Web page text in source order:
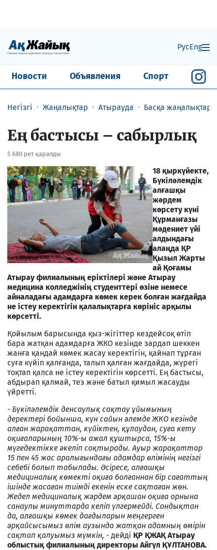
РусEng
Новости Объявления Спорт
Негізгі Жаңалықтар Атырауда Басқа жаңалықтар
Ең бастысы – сабырлық
5 680 рет қаралды
18 қыркүйекте,
Бүкіләлемдік
алғашқы
жәрдем
көрсету күні
Құрманғазы
мәдениет үйі
алдындағы
алаңда ҚР
Қызыл Жарты
ай Қоғамы
Атырау филиалының еріктілері және Атырау
медицина колледжінің студенттері өзіне немесе
айналадағы адамдарға көмек керек болған жағдайда
не істеу керектігін қалалықтарға көрініс арқылы
көрсетті.
Қойылым барысында қыз-жігіттер кездейсоқ өтіп
бара жатқан адамдарға ЖКО кезінде зардап шеккен
жанға қандай көмек жасау керектігін, қайнап тұрған
суға күйіп қалғанда, талып қалған жағдайда, жүрегі
тоқтап қалса не істеу керектігін көрсетті. Ең бастысы,
абдырап қалмай, тез және батыл қимыл жасауды
үйретті.
- Бүкіләлемдік денсаулық сақтау ұйымының
деректері бойынша, күн сайын әлемде ЖКО кезінде
алған жарақаттан, күйіктен, құлаудан, суға кету
оқиғаларының 10%-ы ажал құштырса, 15%-ы
мүгедектікке әкеліп соқтырады. Ауыр жарақаттар
15 пен 45 жас аралығындағы адамдар өлімінің негізгі
себебі болып табылады. Әсіресе, алғашқы
медициналық көмекті оқиға болғаннан бір сағаттың
ішінде жасаған тиімді екенін еске сақтаған жөн.
Жедел медициналық жәрдем әрқашан оқиға орнына
санаулы минуттарда келіп үлгермейді. Сондықтан
да, алғашқы көмек дағдыларын меңгерген
әрқайсысымыз өлім аузында жатқан адамның өмірін
сақтап қалуымыз мүмкін, - дейді ҚР ҚЖАҚ Атырау
облыстық филиалының директоры Айгүл ҚҰЛТАНОВА.